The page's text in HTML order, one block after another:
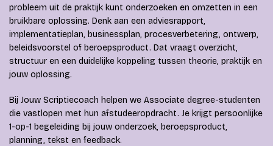
probleem uit de praktijk kunt onderzoeken en omzetten in een
bruikbare oplossing. Denk aan een adviesrapport,
implementatieplan, businessplan, procesverbetering, ontwerp,
beleidsvoorstel of beroepsproduct. Dat vraagt overzicht,
structuur en een duidelijke koppeling tussen theorie, praktijk en
jouw oplossing.
Bij Jouw Scriptiecoach helpen we Associate degree-studenten
die vastlopen met hun afstudeeropdracht. Je krijgt persoonlijke
1-op-1 begeleiding bij jouw onderzoek, beroepsproduct,
planning, tekst en feedback.